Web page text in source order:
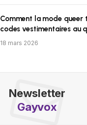
Comment la mode queer
codes vestimentaires au
18 mars 2026
Newsletter
Gayvox